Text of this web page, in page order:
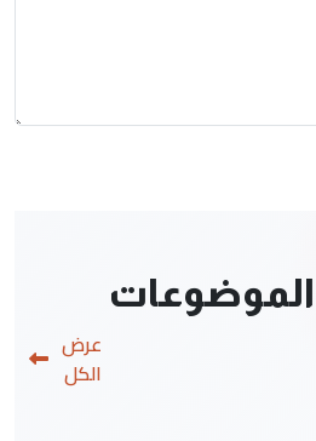
عرض
الكل